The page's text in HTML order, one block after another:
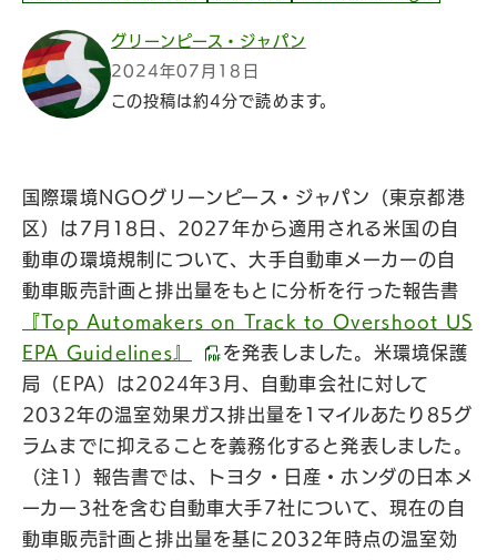
グリーンピース・ジャパン
2024年07月18日
この投稿は約4分で読めます。
国際環境NGOグリーンピース・ジャパン（東京都港
区）は7月18日、2027年から適用される米国の自
動車の環境規制について、大手自動車メーカーの自
動車販売計画と排出量をもとに分析を行った報告書
『Top Automakers on Track to Overshoot US
EPA Guidelines』
を発表しました。米環境保護
局（EPA）は2024年3月、自動車会社に対して
2032年の温室効果ガス排出量を1マイルあたり85グ
ラムまでに抑えることを義務化すると発表しました。
（注1）報告書では、トヨタ・日産・ホンダの日本メ
ーカー3社を含む自動車大手7社について、現在の自
動車販売計画と排出量を基に2032年時点の温室効